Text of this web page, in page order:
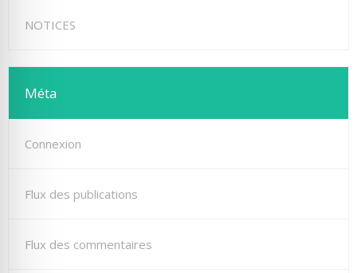
NOTICES
Méta
Connexion
Flux des publications
Flux des commentaires